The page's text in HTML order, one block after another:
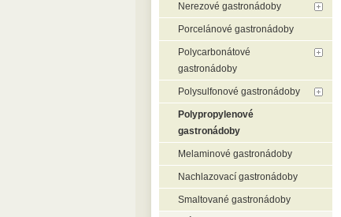
Nerezové gastronádoby
Porcelánové gastronádoby
Polycarbonátové
gastronádoby
Polysulfonové gastronádoby
Polypropylenové
gastronádoby
Melaminové gastronádoby
Nachlazovací gastronádoby
Smaltované gastronádoby